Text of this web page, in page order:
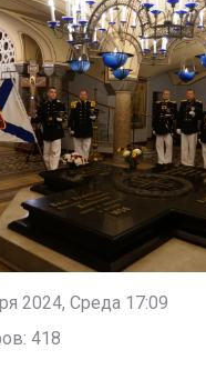
2024, Среда 17:09
418